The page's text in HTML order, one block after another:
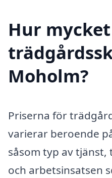
Hur
Moholm?
Priserna för
varierar beroende
såsom typ av
och arbetsinsatsen